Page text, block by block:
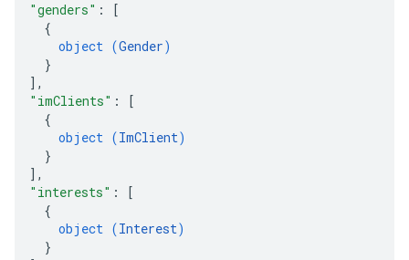
"genders" :
[
{
object (Gender)
}
] ,
"imClients" :
[
{
object (ImClient)
}
] ,
"interests" :
[
{
object (Interest)
}